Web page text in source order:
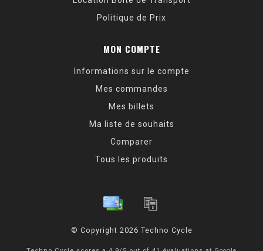
Politique de Prix
MON COMPTE
Informations sur le compte
Mes commandes
Mes billets
Ma liste de souhaits
Comparer
Tous les produits
© Copyright 2026 Techno Cycle